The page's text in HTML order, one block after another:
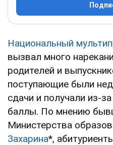
Национальный
вызвал много
родителей и
поступающие были
сдачи и получали из-
баллы. По мнению
Министерства
Захарина*,